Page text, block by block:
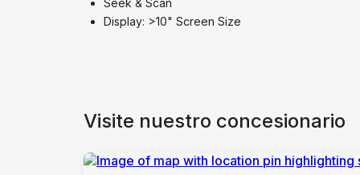
Seek & Scan
Display: >10" Screen Size
Visite nuestro concesionario